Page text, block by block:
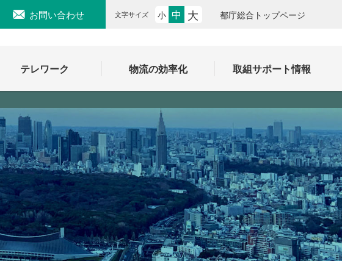
お問い合わせ 文字サイズ 小 中 大 都庁総合トップページ
テレワーク 物流の効率化 取組サポート情報